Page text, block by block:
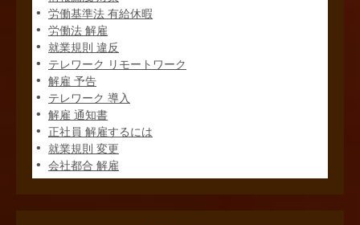
労働基準法 有給休暇
労働法 解雇
就業規則 違反
テレワーク リモートワーク
解雇 予告
テレワーク 導入
解雇 通知書
正社員 解雇するには
就業規則 変更
会社都合 解雇